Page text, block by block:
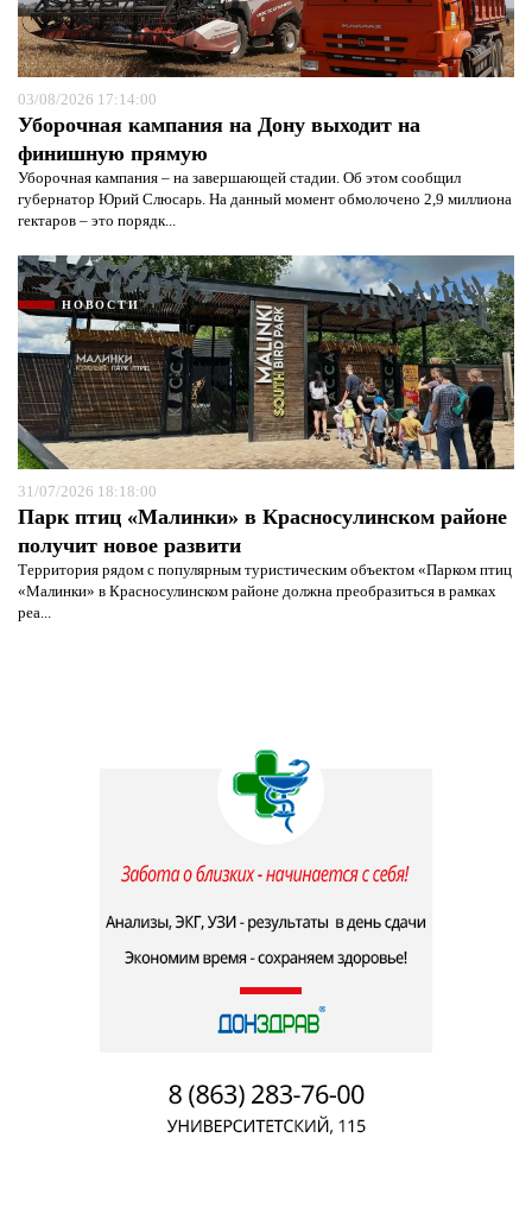
03/08/2026 17:14:00
Уборочная кампания на Дону выходит на
финишную прямую
Уборочная кампания – на завершающей стадии. Об этом сообщил
губернатор Юрий Слюсарь. На данный момент обмолочено 2,9 миллиона
гектаров – это порядк...
НОВОСТИ
31/07/2026 18:18:00
Парк птиц «Малинки» в Красносулинском районе
получит новое развити
Территория рядом с популярным туристическим объектом «Парком птиц
«Малинки» в Красносулинском районе должна преобразиться в рамках
реа...